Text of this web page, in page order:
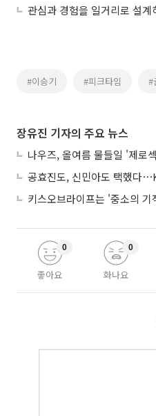
관심과 경험을 일거리로 설계
#이승기 #피크타임 #
장유진 기자의 주요 뉴스
좋아요
0
화나요
0